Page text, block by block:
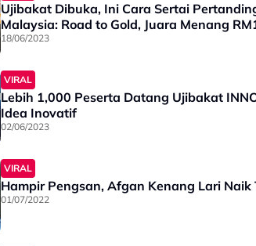
Ujibakat Dibuka, Ini Cara Sertai
Malaysia: Road to Gold, Juara Menang
18/06/2023
VIRAL
Lebih 1,000 Peserta Datang Ujibakat
Idea Inovatif
02/06/2023
VIRAL
Hampir Pengsan, Afgan Kenang Lari
01/07/2022